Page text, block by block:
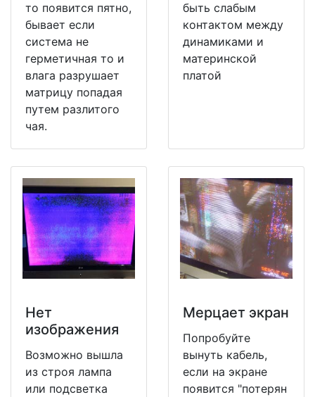
то появится пятно,
бывает если
система не
герметичная то и
влага разрушает
матрицу попадая
путем разлитого
чая.
быть слабым
контактом между
динамиками и
материнской
платой
Нет
изображения
Возможно вышла
из строя лампа
или подсветка
Мерцает экран
Попробуйте
вынуть кабель,
если на экране
появится "потерян